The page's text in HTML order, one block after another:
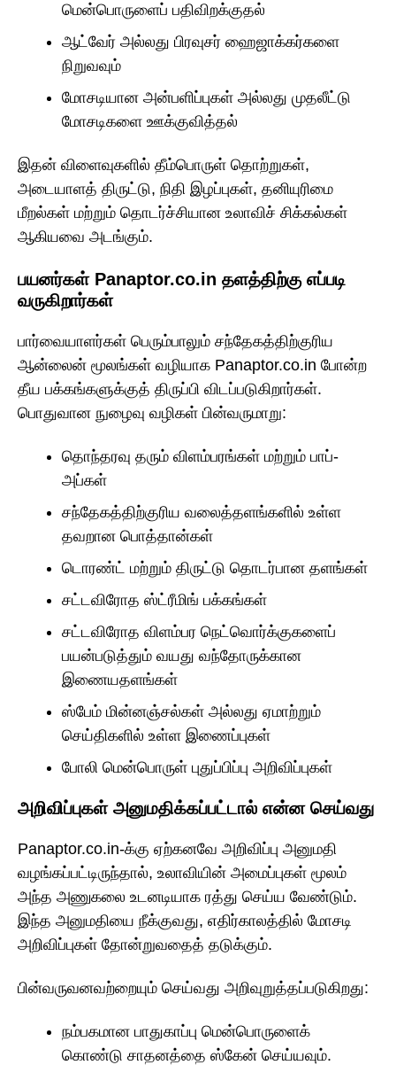
மென்பொருளைப் பதிவிறக்குதல்
ஆட்வேர் அல்லது பிரவுசர் ஹைஜாக்கர்களை
நிறுவவும்
மோசடியான அன்பளிப்புகள் அல்லது முதலீட்டு
மோசடிகளை ஊக்குவித்தல்
இதன் விளைவுகளில் தீம்பொருள் தொற்றுகள்,
அடையாளத் திருட்டு, நிதி இழப்புகள், தனியுரிமை
மீறல்கள் மற்றும் தொடர்ச்சியான உலாவிச் சிக்கல்கள்
ஆகியவை அடங்கும்.
பயனர்கள் Panaptor.co.in தளத்திற்கு எப்படி
வருகிறார்கள்
பார்வையாளர்கள் பெரும்பாலும் சந்தேகத்திற்குரிய
ஆன்லைன் மூலங்கள் வழியாக Panaptor.co.in போன்ற
தீய பக்கங்களுக்குத் திருப்பி விடப்படுகிறார்கள்.
பொதுவான நுழைவு வழிகள் பின்வருமாறு:
தொந்தரவு தரும் விளம்பரங்கள் மற்றும் பாப்-
அப்கள்
சந்தேகத்திற்குரிய வலைத்தளங்களில் உள்ள
தவறான பொத்தான்கள்
டொரண்ட் மற்றும் திருட்டு தொடர்பான தளங்கள்
சட்டவிரோத ஸ்ட்ரீமிங் பக்கங்கள்
சட்டவிரோத விளம்பர நெட்வொர்க்குகளைப்
பயன்படுத்தும் வயது வந்தோருக்கான
இணையதளங்கள்
ஸ்பேம் மின்னஞ்சல்கள் அல்லது ஏமாற்றும்
செய்திகளில் உள்ள இணைப்புகள்
போலி மென்பொருள் புதுப்பிப்பு அறிவிப்புகள்
அறிவிப்புகள் அனுமதிக்கப்பட்டால் என்ன செய்வது
Panaptor.co.in-க்கு ஏற்கனவே அறிவிப்பு அனுமதி
வழங்கப்பட்டிருந்தால், உலாவியின் அமைப்புகள் மூலம்
அந்த அணுகலை உடனடியாக ரத்து செய்ய வேண்டும்.
இந்த அனுமதியை நீக்குவது, எதிர்காலத்தில் மோசடி
அறிவிப்புகள் தோன்றுவதைத் தடுக்கும்.
பின்வருவனவற்றையும் செய்வது அறிவுறுத்தப்படுகிறது:
நம்பகமான பாதுகாப்பு மென்பொருளைக்
கொண்டு சாதனத்தை ஸ்கேன் செய்யவும்.